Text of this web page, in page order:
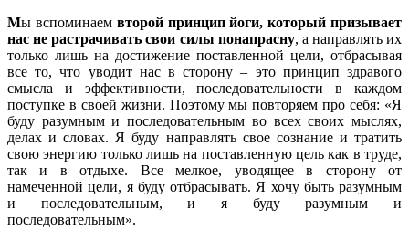
Мы вспоминаем второй принцип йоги, который призывает
нас не растрачивать свои силы понапрасну, а направлять их
только лишь на достижение поставленной цели, отбрасывая
все то, что уводит нас в сторону – это принцип здравого
смысла и эффективности, последовательности в каждом
поступке в своей жизни. Поэтому мы повторяем про себя: «Я
буду разумным и последовательным во всех своих мыслях,
делах и словах. Я буду направлять свое сознание и тратить
свою энергию только лишь на поставленную цель как в труде,
так и в отдыхе. Все мелкое, уводящее в сторону от
намеченной цели, я буду отбрасывать. Я хочу быть разумным
и последовательным, и я буду разумным и
последовательным».